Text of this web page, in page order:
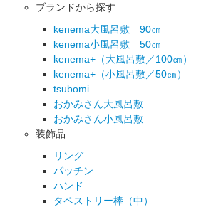
ブランドから探す
kenema大風呂敷 90㎝
kenema小風呂敷 50㎝
kenema+（大風呂敷／100㎝）
kenema+（小風呂敷／50㎝）
tsubomi
おかみさん大風呂敷
おかみさん小風呂敷
装飾品
リング
パッチン
ハンド
タペストリー棒（中）